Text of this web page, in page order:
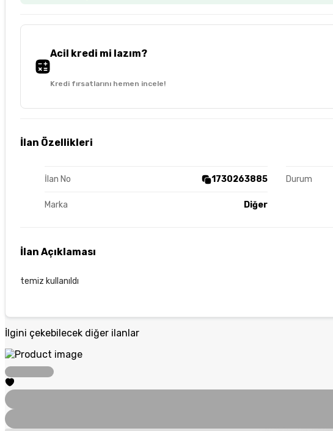
Acil kredi mi lazım?
Kredi fırsatlarını hemen incele!
İlan Özellikleri
İlan No 1730263885 Durum
Marka Diğer
İlan Açıklaması
temiz kullanıldı
İlgini çekebilecek diğer ilanlar